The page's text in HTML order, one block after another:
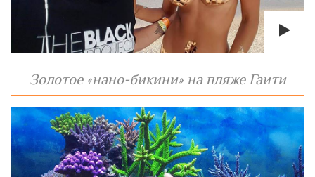
Золотое «нано-бикини» на пляже Гаити